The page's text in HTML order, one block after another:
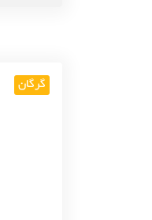
گرگان